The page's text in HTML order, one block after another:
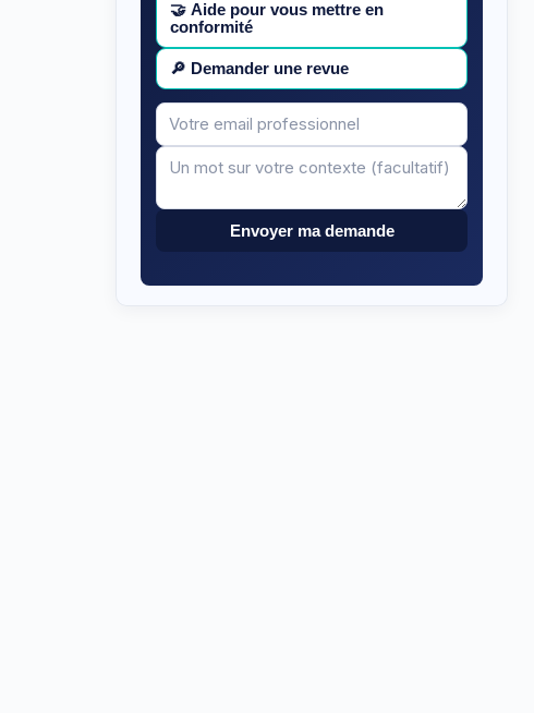
🤝 Aide pour vous mettre en
conformité
🔎 Demander une revue
Votre
email
Message
Envoyer ma demande